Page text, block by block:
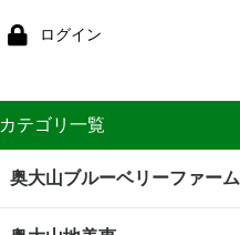
ログイン
カテゴリ一覧
奥大山ブルーベリーファーム